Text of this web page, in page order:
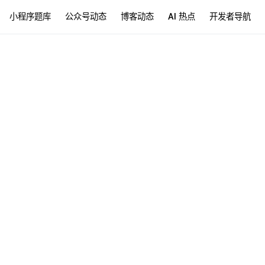
小程序题库 公众号动态 博客动态 AI 热点 开发者导航